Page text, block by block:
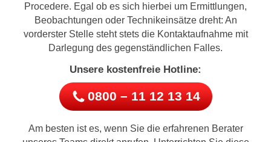
Procedere. Egal ob es sich hierbei um Ermittlungen,
Beobachtungen oder Technikeinsätze dreht: An
vorderster Stelle steht stets die Kontaktaufnahme mit
Darlegung des gegenständlichen Falles.
Unsere kostenfreie Hotline:
0800 – 11 12 13 14
Am besten ist es, wenn Sie die erfahrenen Berater